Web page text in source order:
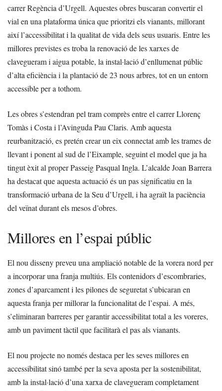
carrer Regència d’Urgell. Aquestes obres buscaran convertir el
vial en una plataforma única que prioritzi els vianants, millorant
així l’accessibilitat i la qualitat de vida dels seus usuaris. Entre les
millores previstes es troba la renovació de les xarxes de
clavegueram i aigua potable, la instal·lació d’enllumenat públic
d’alta eficiència i la plantació de 23 nous arbres, tot en un entorn
accessible per a tothom.
Les obres s’estendran pel tram comprès entre el carrer Llorenç
Tomàs i Costa i l’Avinguda Pau Claris. Amb aquesta
reurbanització, es pretén crear un eix connectat amb les trames de
llevant i ponent al sud de l’Eixample, seguint el model que ja ha
tingut èxit al proper Passeig Pasqual Ingla. L’alcalde Joan Barrera
ha destacat que aquesta actuació és un pas significatiu en la
transformació urbana de la Seu d’Urgell, i ha agraït la paciència
del veïnat durant els mesos d’obres.
Millores en l’espai públic
El nou disseny preveu una ampliació notable de la vorera nord per
a incorporar una franja multiús. Els contenidors d’escombraries,
zones d’aparcament i les pilones de seguretat s’ubicaran en
aquesta franja per millorar la funcionalitat de l’espai. A més,
s’eliminaran barreres per garantir accessibilitat total a les voreres,
amb un paviment tàctil que facilitarà el pas als vianants.
El nou projecte no només destaca per les seves millores en
accessibilitat sinó també per la seva aposta per la sostenibilitat,
amb la instal·lació d’una xarxa de clavegueram completament